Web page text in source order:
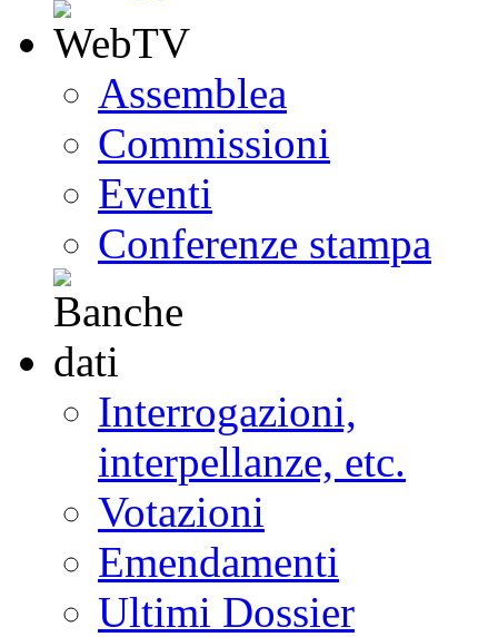
Assemblea
Commissioni
Eventi
Conferenze stampa
Interrogazioni,
interpellanze, etc.
Votazioni
Emendamenti
Ultimi Dossier